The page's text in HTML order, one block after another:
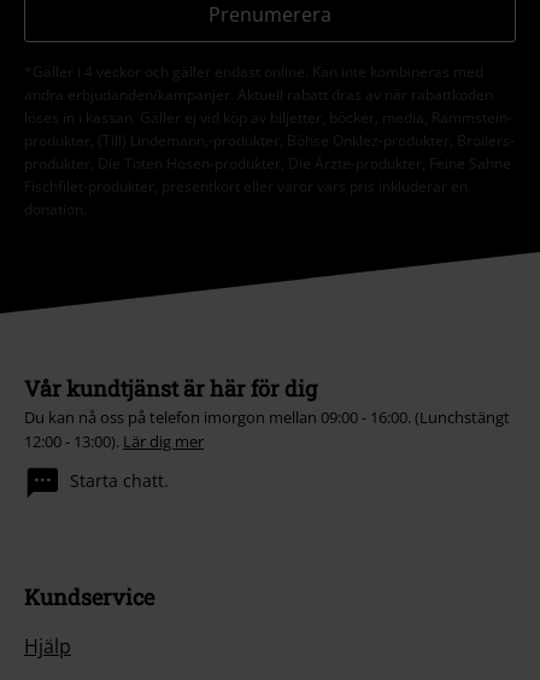
Prenumerera
*Gäller i 4 veckor och gäller endast online. Kan inte kombineras med
andra erbjudanden/kampanjer. Aktuell rabatt dras av när rabattkoden
löses in i kassan. Gäller ej vid köp av biljetter, böcker, media, Rammstein-
produkter, (Till) Lindemann,-produkter, Böhse Onklez-produkter, Broilers-
produkter, Die Toten Hosen-produkter, Die Ärzte-produkter, Feine Sahne
Fischfilet-produkter, presentkort eller varor vars pris inkluderar en
donation.
Vår kundtjänst är här för dig
Du kan nå oss på telefon imorgon mellan 09:00 - 16:00. (Lunchstängt
12:00 - 13:00). Lär dig mer
Starta chatt.
Kundservice
Hjälp